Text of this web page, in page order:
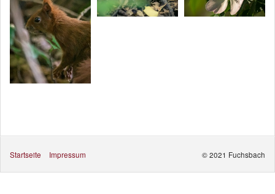
Startseite Impressum © 2021 Fuchsbach